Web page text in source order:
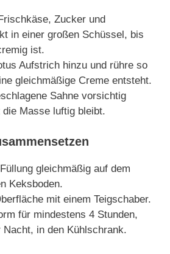
Zucker und
in einer großen Schüssel, bis
ist.
Aufstrich hinzu und rühre so
gleichmäßige Creme entsteht.
Sahne vorsichtig
die Masse luftig bleibt.
gleichmäßig auf dem
Keksboden.
mit einem Teigschaber.
für mindestens 4 Stunden,
Nacht, in den Kühlschrank.